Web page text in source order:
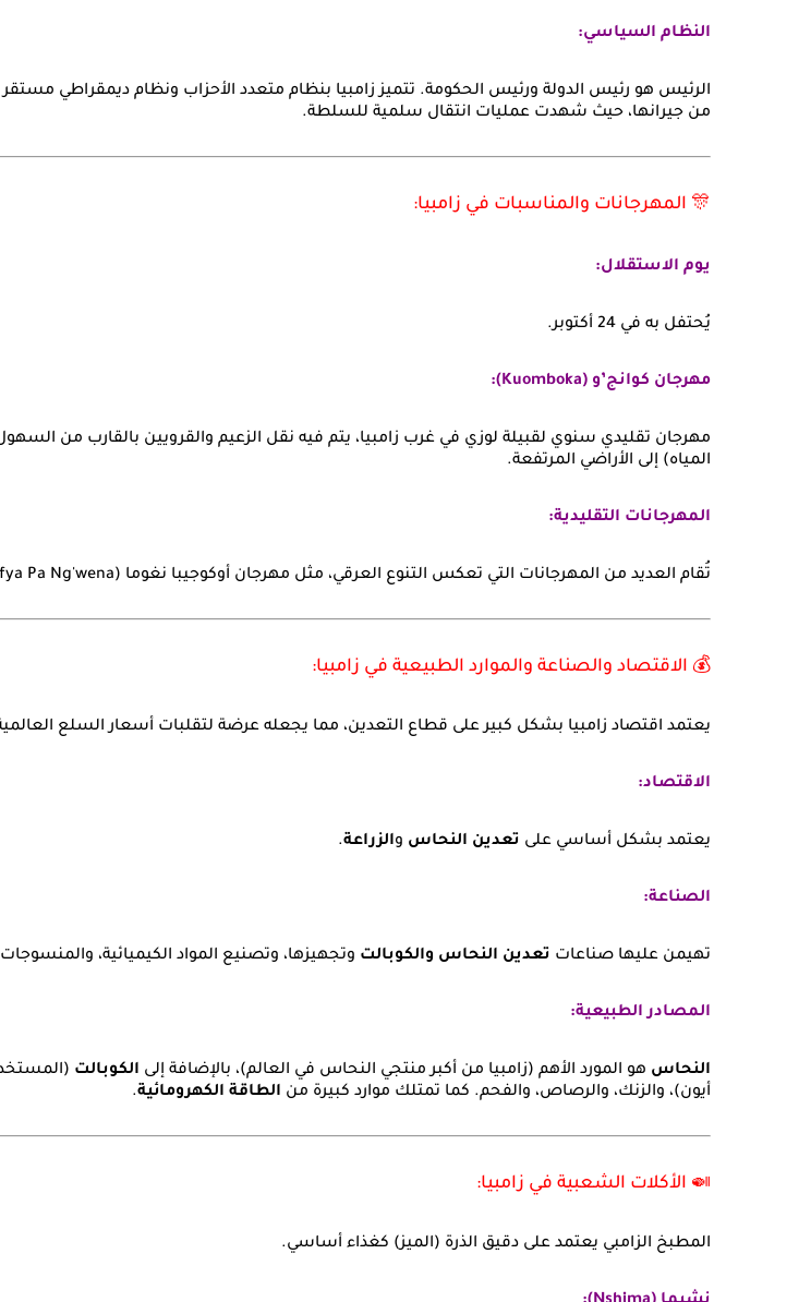
النظام السياسي:
الرئيس هو رئيس الدولة ورئيس الحكومة. تتميز زامبيا بنظام متعدد الأحزاب ونظام ديمقراطي مستقر
من جيرانها، حيث شهدت عمليات انتقال سلمية للسلطة.
🎊 المهرجانات والمناسبات في زامبيا:
يوم الاستقلال:
يُحتفل به في 24 أكتوبر.
مهرجان كوانج’و (Kuomboka):
مهرجان تقليدي سنوي لقبيلة لوزي في غرب زامبيا، يتم فيه نقل الزعيم والقرويين بالقارب من
المياه) إلى الأراضي المرتفعة.
المهرجانات التقليدية:
تُقام العديد من المهرجانات التي تعكس التنوع العرقي، مثل مهرجان أوكوجيبا نغوما (Ukusefya Pa Ng'wena) لقبيلة بيمبا.
💰 الاقتصاد والصناعة والموارد الطبيعية في زامبيا:
يعتمد اقتصاد زامبيا بشكل كبير على قطاع التعدين، مما يجعله عرضة لتقلبات أسعار السلع
الاقتصاد:
يعتمد بشكل أساسي على تعدين النحاس والزراعة.
الصناعة:
تهيمن عليها صناعات تعدين النحاس والكوبالت وتجهيزها، وتصنيع المواد الكيميائية،
المصادر الطبيعية:
النحاس هو المورد الأهم (زامبيا من أكبر منتجي النحاس في العالم)، بالإضافة إلى الكوبالت
أيون)، والزنك، والرصاص، والفحم. كما تمتلك موارد كبيرة من الطاقة الكهرومائية.
🍛 الأكلات الشعبية في زامبيا:
المطبخ الزامبي يعتمد على دقيق الذرة (الميز) كغذاء أساسي.